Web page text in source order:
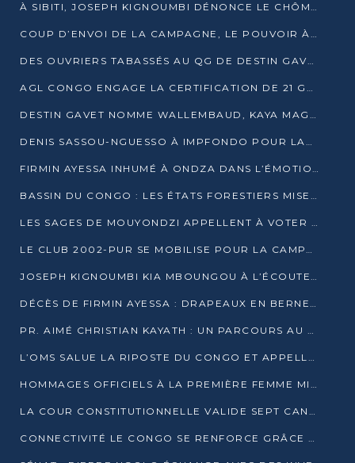
À SIBITI, JOSEPH KIGNOUMBI DÉNONCE LE CHÔMAGE ET LES DÉFAILLANCES DE L’ÉTAT
COUP D’ENVOI DE LA CAMPAGNE, LE POUVOIR À POINTE-NOIRE, L’OPPOSITION À OUESSO ET SIBITI
DES OUVRIERS TABASSÉS AU QG DE DESTIN GAVET À 24 HEURES DE L’OUVERTURE DE LA CAMPAGNE
AGL CONGO ENGAGE LA CERTIFICATION DE 21 GRUTIERS AUX NORMES INTERNATIONALES
DESTIN GAVET NOMME WALLEMBAUD, KAYA MAGANE, BOUDZIKA ET MBOUSSA-ELLAH AUX COMMANDES DE SA CAMPAGNE
DENIS SASSOU-NGUESSO À IMPFONDO POUR LANCER LE CORRIDOR 13
FIRMIN AYESSA INHUMÉ À ONDZA DANS L’ÉMOTION ET LE RECUEILLEMENT
BASSIN DU CONGO : LES ÉTATS FORESTIERS MISENT SUR LES MARCHÉS CARBONE
LES SAGES DE MOUYONDZI APPELLENT À VOTER DENIS SASSOU-NGUESSO
LE CLUB 2002-PUR SE MOBILISE POUR LA CAMPAGNE
JOSEPH KIGNOUMBI KIA MBOUNGOU À L’ÉCOUTE DE TALANGAÏ
DÉCÈS DE FIRMIN AYESSA : DRAPEAUX EN BERNE LUNDI
PR. AIMÉ CHRISTIAN KAYATH : UN PARCOURS AU SERVICE DE LA RECHERCHE ET DE L’INNOVATION
L’OMS SALUE LA RIPOSTE DU CONGO ET APPELLE À DES RÉFORMES DURABLES
HOMMAGES OFFICIELS À LA PREMIÈRE FEMME MINISTRE DU CONGO
LA COUR CONSTITUTIONNELLE VALIDE SEPT CANDIDATURES POUR LA PRÉSIDENTIELLE
CONNECTIVITÉ LE CONGO SE RENFORCE GRÂCE AU CÂBLE 2AFRICA